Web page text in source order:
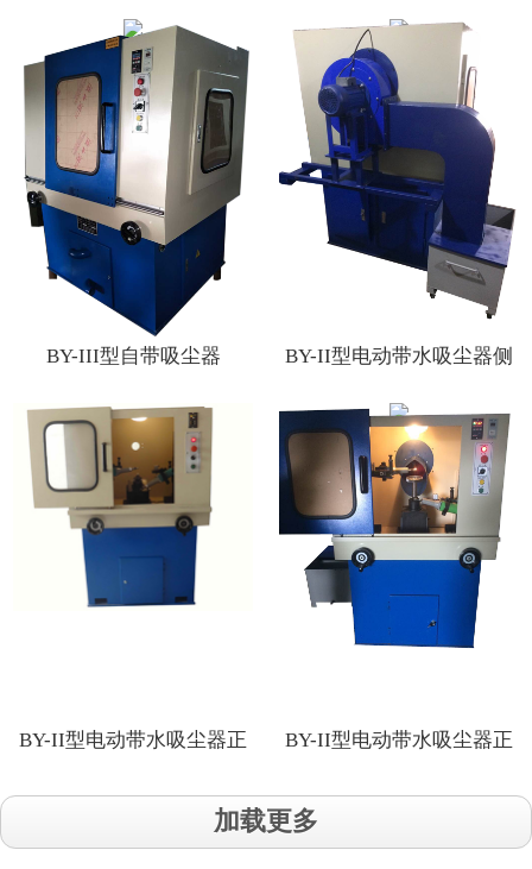
BY-III型自带吸尘器
BY-II型电动带水吸尘器侧
BY-II型电动带水吸尘器正
BY-II型电动带水吸尘器正
加载更多